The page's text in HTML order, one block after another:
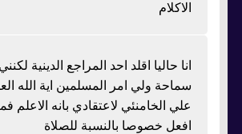
الاكلام
انا حاليا اقلد احد المراجع الدينية
سماحة ولي امر المسلمين اية الله
علي الخامنئي لاعتقادي بانه الاعلم
افعل خصوصا بالنسبة للصلاة